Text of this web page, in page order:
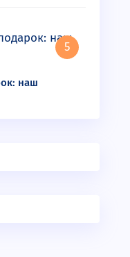
наш